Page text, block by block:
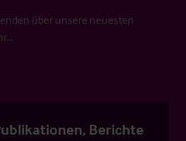
über unsere neuesten
Berichte